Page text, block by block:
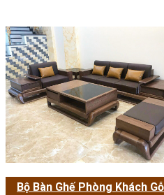
Bộ Bàn Ghế Phòng Khách